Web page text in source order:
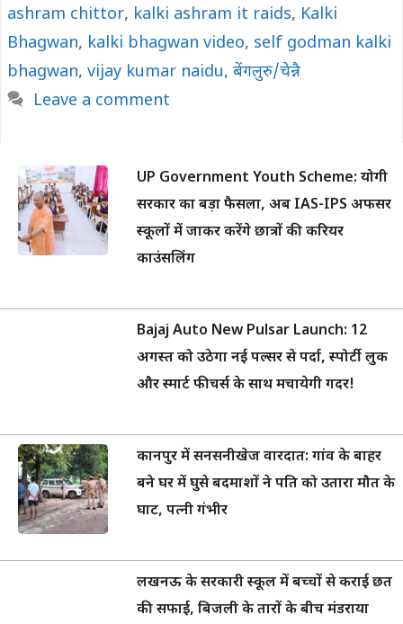
ashram chittor, kalki ashram it raids, Kalki
Bhagwan, kalki bhagwan video, self godman kalki
bhagwan, vijay kumar naidu, बेंगलुरु/चेन्नै
Leave a comment
UP Government Youth Scheme: योगी
सरकार का बड़ा फैसला, अब IAS-IPS अफसर
स्कूलों में जाकर करेंगे छात्रों की करियर
काउंसलिंग
Bajaj Auto New Pulsar Launch: 12
अगस्त को उठेगा नई पल्सर से पर्दा, स्पोर्टी लुक
और स्मार्ट फीचर्स के साथ मचायेगी गदर!
कानपुर में सनसनीखेज वारदात: गांव के बाहर
बने घर में घुसे बदमाशों ने पति को उतारा मौत के
घाट, पत्नी गंभीर
लखनऊ के सरकारी स्कूल में बच्चों से कराई छत
की सफाई, बिजली के तारों के बीच मंडराया